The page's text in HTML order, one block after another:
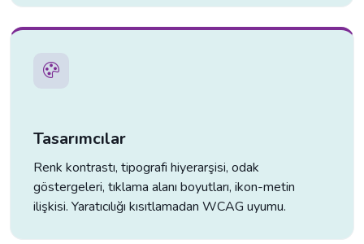
Tasarımcılar
Renk kontrastı, tipografi hiyerarşisi, odak
göstergeleri, tıklama alanı boyutları, ikon-metin
ilişkisi. Yaratıcılığı kısıtlamadan WCAG uyumu.